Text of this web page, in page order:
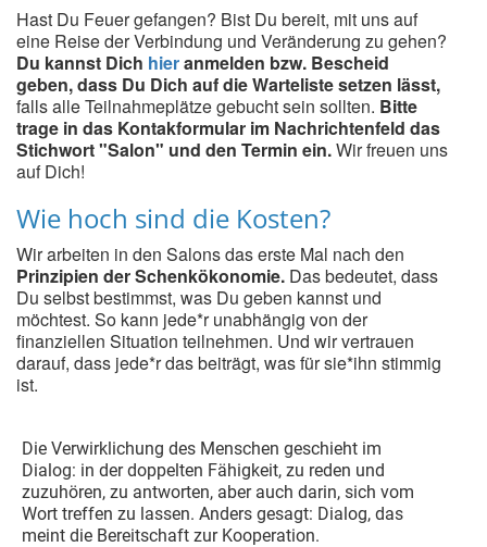
Hast Du Feuer gefangen? Bist Du bereit, mit uns auf
eine Reise der Verbindung und Veränderung zu gehen?
Du kannst Dich hieranmelden bzw. Bescheid
geben, dass Du Dich auf die Warteliste setzen lässt,
falls alle Teilnahmeplätze gebucht sein sollten. Bitte
trage in das Kontakformular im Nachrichtenfeld das
Stichwort "Salon" und den Termin ein.Wir freuen uns
auf Dich!
Wie hoch sind die Kosten?
Wir arbeiten in den Salons das erste Mal nach den
Prinzipien der Schenkökonomie. Das bedeutet, dass
Du selbst bestimmst, was Du geben kannst und
möchtest. So kann jede*r unabhängig von der
finanziellen Situation teilnehmen. Und wir vertrauen
darauf, dass jede*r das beiträgt, was für sie*ihn stimmig
ist.
Die Verwirklichung des Menschen geschieht im
Dialog: in der doppelten Fähigkeit, zu reden und
zuzuhören, zu antworten, aber auch darin, sich vom
Wort treffen zu lassen. Anders gesagt: Dialog, das
meint die Bereitschaft zur Kooperation.